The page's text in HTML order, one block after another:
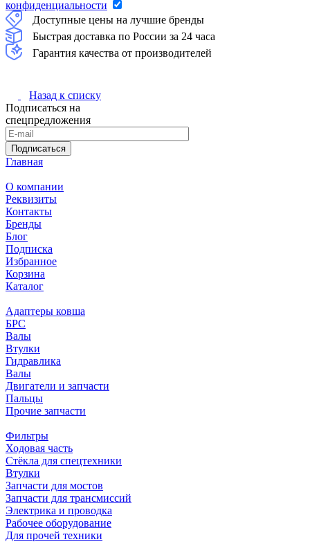
конфиденциальности
Доступные цены на лучшие бренды
Быстрая доставка по России за 24 часа
Гарантия качества от производителей
Назад к списку
Подписаться на
спецпредложения
Подписаться
Главная
О компании
Реквизиты
Контакты
Бренды
Блог
Подписка
Избранное
Корзина
Каталог
Адаптеры ковша
БРС
Валы
Втулки
Гидравлика
Валы
Двигатели и запчасти
Пальцы
Прочие запчасти
Фильтры
Ходовая часть
Стёкла для спецтехники
Втулки
Запчасти для мостов
Запчасти для трансмиссий
Электрика и проводка
Рабочее оборудование
Для прочей техники